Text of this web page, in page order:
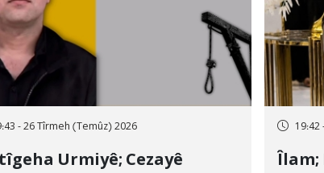
- 26 Tîrmeh (Temûz) 2026
Urmiyê; Cezayê
19:42
Îlam;